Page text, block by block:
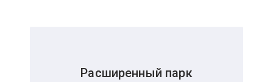
Расширенный парк